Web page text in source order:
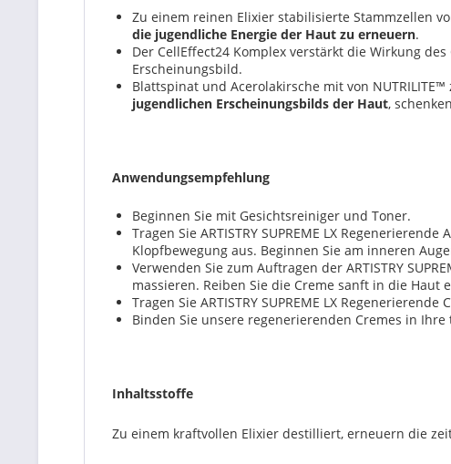
Zu einem reinen Elixier stabilisierte Stammzellen
die jugendliche Energie der Haut zu erneuern.
Der CellEffect24 Komplex verstärkt die Wirkung
Erscheinungsbild.
Blattspinat und Acerolakirsche mit von
jugendlichen Erscheinungsbilds der Haut,
Anwendungsempfehlung
Beginnen Sie mit Gesichtsreiniger und Toner.
Tragen Sie ARTISTRY SUPREME LX
Klopfbewegung aus. Beginnen Sie am inneren
Verwenden Sie zum Auftragen der ARTISTRY
massieren. Reiben Sie die Creme sanft in die
Tragen Sie ARTISTRY SUPREME LX
Binden Sie unsere regenerierenden Cremes in
Inhaltsstoffe
Zu einem kraftvollen Elixier destilliert, erneuern die